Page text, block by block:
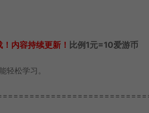
内容持续更新！ 比例1元=10爱游币
轻松学习。